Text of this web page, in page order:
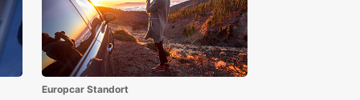
Europcar Standort